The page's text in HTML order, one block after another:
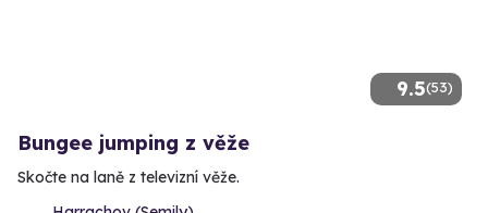
9.5(53)
Bungee jumping z věže
Skočte na laně z televizní věže.